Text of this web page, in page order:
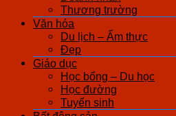
Thương trường
Văn hóa
Du lịch – Ẩm thực
Đẹp
Giáo dục
Học bổng – Du học
Học đường
Tuyển sinh